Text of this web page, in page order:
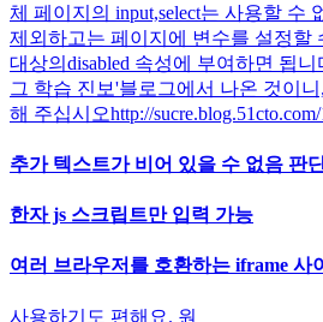
체 페이지의 input,select는 사용할 수
제외하고는 페이지에 변수를 설정할
대상의disabled 속성에 부여하면 됩
그 학습 진보'블로그에서 나온 것이
해 주십시오http://
추가 텍스트가 비어 있을 수 없음 판
한자 js 스크립트만 입력 가능
여러 브라우저를 호환하는 iframe 사
사용하기도 편해요. 원